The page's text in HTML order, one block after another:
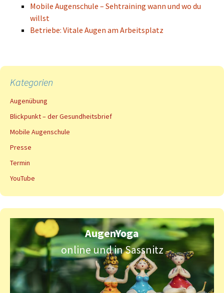
Mobile Augenschule – Sehtraining wann und wo du
willst
Betriebe: Vitale Augen am Arbeitsplatz
Kategorien
Augenübung
Blickpunkt – der Gesundheitsbrief
Mobile Augenschule
Presse
Termin
YouTube
AugenYoga
online und in Sassnitz